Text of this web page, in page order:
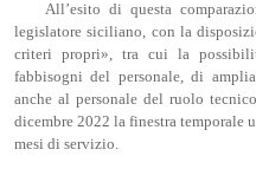
All’esito di questa
legislatore siciliano, con la
criteri propri», tra cui la
fabbisogni del personale, di
anche al personale del ruolo
dicembre 2022 la finestra
mesi di servizio.